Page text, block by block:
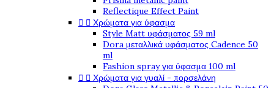
Reflectique Effect Paint
  Χρώματα για ύφασμα
Style Matt υφάσματος 59 ml
Dora μεταλλικά υφάσματος Cadence 50
ml
Fashion spray για ύφασμα 100 ml
  Χρώματα για γυαλί - πορσελάνη